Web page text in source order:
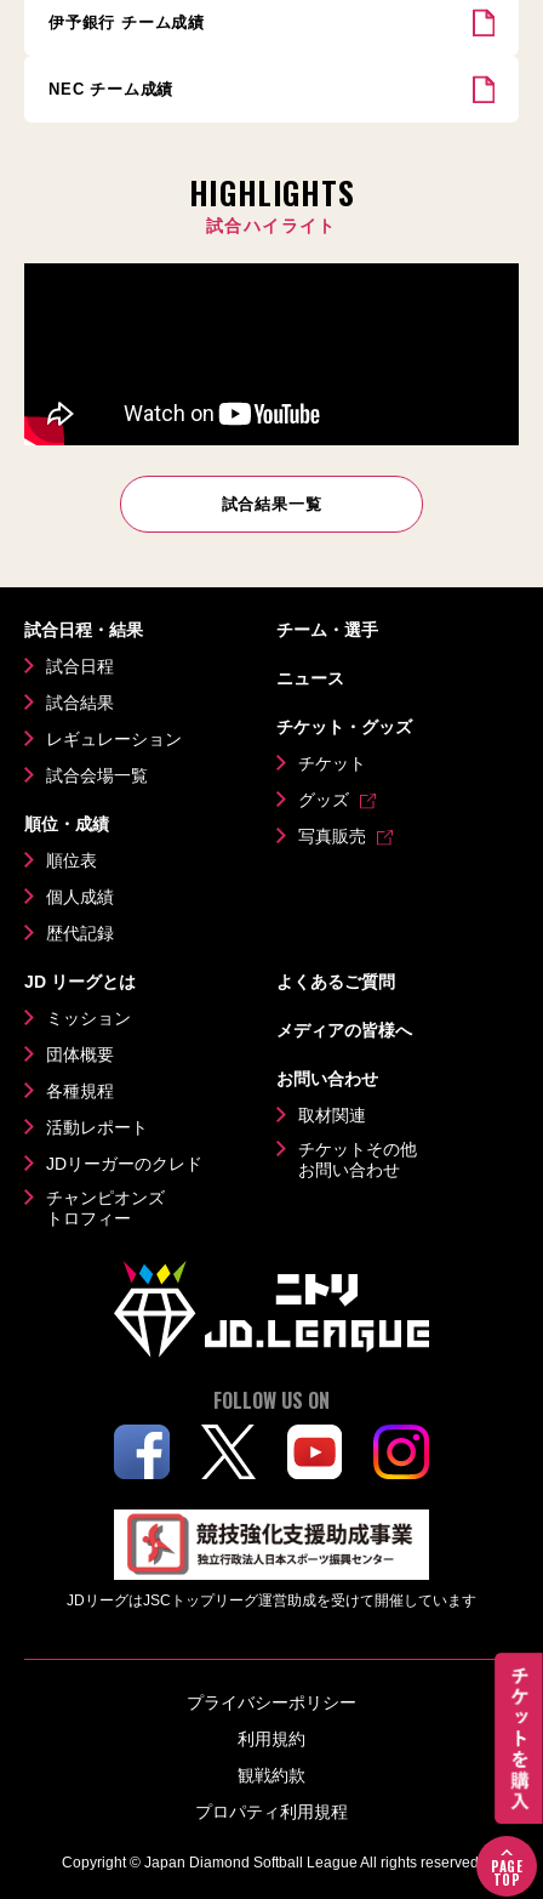
伊予銀行 チーム成績
NEC チーム成績
HIGHLIGHTS
試合ハイライト
試合結果一覧
PAGE
TOP
試合日程・結果
試合日程
試合結果
レギュレーション
試合会場一覧
順位・成績
順位表
個人成績
歴代記録
チーム・選手
ニュース
チケット・グッズ
チケット
グッズ
写真販売
JD リーグとは
ミッション
団体概要
各種規程
活動レポート
JDリーガーのクレド
チャンピオンズ
トロフィー
よくあるご質問
メディアの皆様へ
お問い合わせ
取材関連
チケットその他
お問い合わせ
FOLLOW US ON
JDリーグはJSCトップリーグ運営助成を受けて開催しています
プライバシーポリシー
利用規約
観戦約款
プロパティ利用規程
Copyright © Japan Diamond Softball League All rights reserved.